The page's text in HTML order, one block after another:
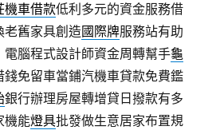
機車借款低利多元的資金服務借
老舊家具創造國際牌服務站有助
電腦程式設計師資金周轉幫手龜
錢免留車當鋪汽機車貸款免費鑑
銀行辦理房屋轉增貸日撥款有多
機能燈具批發做生意居家布置規